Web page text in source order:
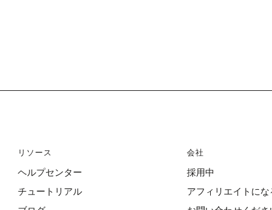
リソース
ヘルプセンター
チュートリアル
会社
採用中
アフィリエイトにな